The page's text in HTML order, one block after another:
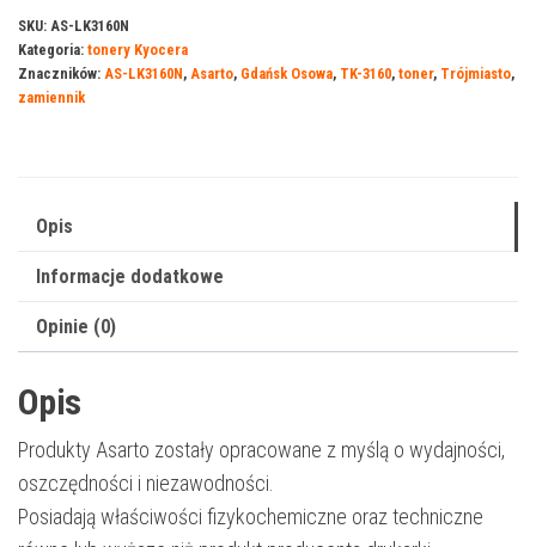
do
Kyocera
3160N
str.
black
SKU: AS-LK3160N
Kategoria: tonery Kyocera
Znaczników: AS-LK3160N, Asarto, Gdańsk Osowa, TK-3160, toner, Trójmiasto,
zamiennik
Opis
Informacje dodatkowe
Opinie (0)
Opis
Produkty Asarto zostały opracowane z myślą o wydajności,
oszczędności i niezawodności.
Posiadają właściwości fizykochemiczne oraz techniczne